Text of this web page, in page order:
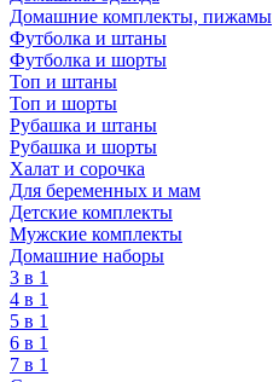
Домашние комплекты, пижамы
Футболка и штаны
Футболка и шорты
Топ и штаны
Топ и шорты
Рубашка и штаны
Рубашка и шорты
Халат и сорочка
Для беременных и мам
Детские комплекты
Мужские комплекты
Домашние наборы
3 в 1
4 в 1
5 в 1
6 в 1
7 в 1